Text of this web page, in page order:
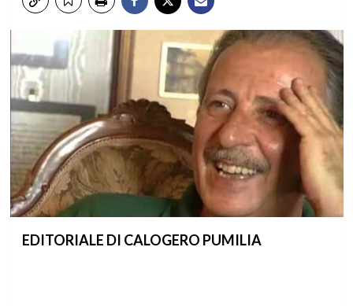
EDITORIALE DI CALOGERO PUMILIA